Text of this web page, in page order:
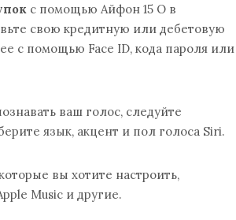
с помощью Айфон 15 О в
свою кредитную или дебетовую
с помощью Face ID, кода пароля или
ваш голос, следуйте
язык, акцент и пол голоса Siri.
вы хотите настроить,
Music и другие.